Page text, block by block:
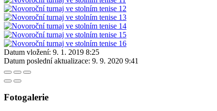
Datum vložení: 9. 1. 2019 8:25
Datum poslední aktualizace: 9. 9. 2020 9:41
Fotogalerie